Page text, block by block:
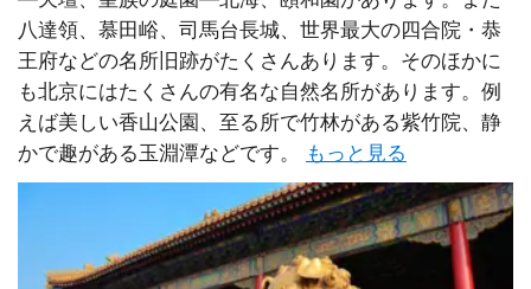
八達領、慕田峪、司馬台長城、世界最大の四合院・恭
王府などの名所旧跡がたくさんあります。そのほかに
も北京にはたくさんの有名な自然名所があります。例
えば美しい香山公園、至る所で竹林がある紫竹院、静
かで趣がある玉淵潭などです。
もっと見る